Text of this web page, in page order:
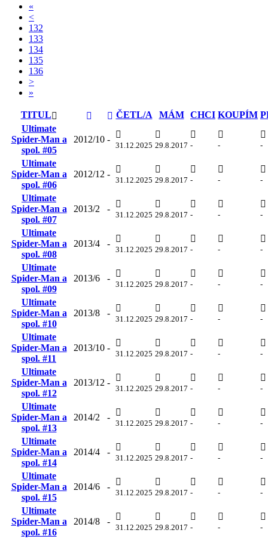
«
<
132
133
134
135
136
>
»
TITUL ČETL/A MÁM CHCI KOUPÍM
Ultimate
Spider-Man a
spol. #05
2012/10 -
31.12.2025 29.8.2017 - - -
Ultimate
Spider-Man a
spol. #06
2012/12 -
31.12.2025 29.8.2017 - - -
Ultimate
Spider-Man a
spol. #07
2013/2 -
31.12.2025 29.8.2017 - - -
Ultimate
Spider-Man a
spol. #08
2013/4 -
31.12.2025 29.8.2017 - - -
Ultimate
Spider-Man a
spol. #09
2013/6 -
31.12.2025 29.8.2017 - - -
Ultimate
Spider-Man a
spol. #10
2013/8 -
31.12.2025 29.8.2017 - - -
Ultimate
Spider-Man a
spol. #11
2013/10 -
31.12.2025 29.8.2017 - - -
Ultimate
Spider-Man a
spol. #12
2013/12 -
31.12.2025 29.8.2017 - - -
Ultimate
Spider-Man a
spol. #13
2014/2 -
31.12.2025 29.8.2017 - - -
Ultimate
Spider-Man a
spol. #14
2014/4 -
31.12.2025 29.8.2017 - - -
Ultimate
Spider-Man a
spol. #15
2014/6 -
31.12.2025 29.8.2017 - - -
Ultimate
Spider-Man a
spol. #16
2014/8 -
31.12.2025 29.8.2017 - - -